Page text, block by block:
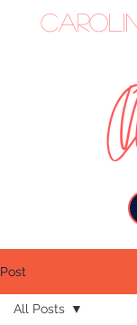
Post
All Posts